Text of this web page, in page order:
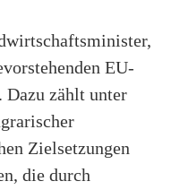
EU-
Dazu zählt unter
Zielsetzungen
die durch